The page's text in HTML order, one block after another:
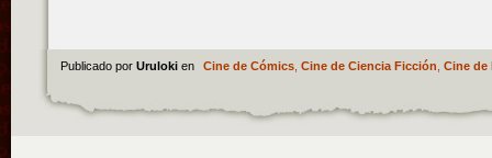
Publicado por Uruloki en Cine de Cómics, Cine de Ciencia Ficción Cine de